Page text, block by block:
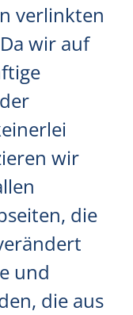
verlinkten
wir auf
wir
die
und
die aus